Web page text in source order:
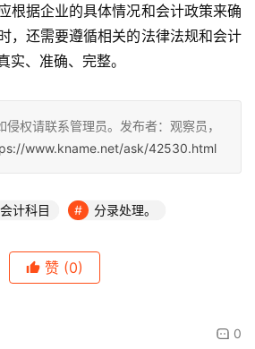
根据企业的具体情况和会计政策来确
，还需要遵循相关的法律法规和会计
实、准确、完整。
权请联系管理员。发布者：观察员，
www.kname.net/ask/42530.html
会计科目 分录处理。
赞 (0)
0